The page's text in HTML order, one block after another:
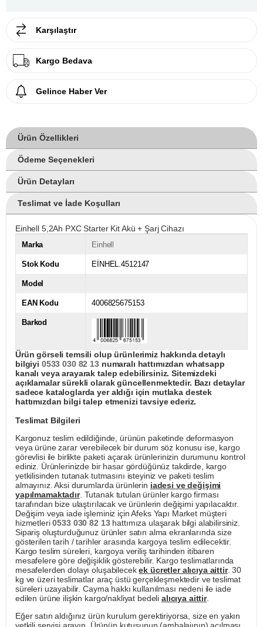
Karşılaştır
Kargo Bedava
Gelince Haber Ver
Ürün Özellikleri
Ödeme Seçenekleri
Ürün Detayları
Teslimat ve İade Koşulları
Einhell 5,2Ah PXC Starter Kit Akü + Şarj Cihazı
Marka Einhell
Stok Kodu EİNHEL.4512147
Model
EAN Kodu 4006825675153
Barkod
Ürün görseli temsili olup ürünlerimiz hakkında detaylı
bilgiyi 0533 030 82 13numaralı hattımızdan whatsapp
kanalı veya arayarak talep edebilirsiniz. Sitemizdeki
açıklamalar sürekli olarak güncellenmektedir. Bazı detaylar
sadece kataloglarda yer aldığı için mutlaka destek
hattımızdan bilgi talep etmenizi tavsiye ederiz.
Teslimat Bilgileri
Kargonuz teslim edildiğinde, ürünün paketinde deformasyon
veya ürüne zarar verebilecek bir durum söz konusu ise, kargo
görevlisi ile birlikte paketi açarak ürünlerinizin durumunu kontrol
ediniz. Ürünlerinizde bir hasar gördüğünüz takdirde, kargo
yetkilisinden tutanak tutmasını isteyiniz ve paketi teslim
almayınız. Aksi durumlarda ürünlerin iadesi ve değişimi
yapılmamaktadır. Tutanak tutulan ürünler kargo firması
tarafından bize ulaştırılacak ve ürünlerin değişimi yapılacaktır.
Değişim veya iade işleminiz için Afeks Yapı Market müşteri
hizmetleri0533 030 82 13hattımıza ulaşarak bilgi alabilirsiniz.
Sipariş oluşturduğunuz ürünler satın alma ekranlarında size
gösterilen tarih / tarihler arasında kargoya teslim edilecektir.
Kargo teslim süreleri, kargoya veriliş tarihinden itibaren
mesafelere göre değişiklik gösterebilir. Kargo teslimatlarında
mesafelerden dolayı oluşabilecekek ücretler alıcıya aittir. 30
kg ve üzeri teslimatlar araç üstü gerçekleşmektedir ve teslimat
süreleri uzayabilir. Cayma hakkı kullanılması nedeni ile iade
edilen ürüne ilişkin kargo/nakliyat bedeli alıcıya aittir.
Eğer satın aldığınız ürün kurulum gerektiriyorsa, size en yakın